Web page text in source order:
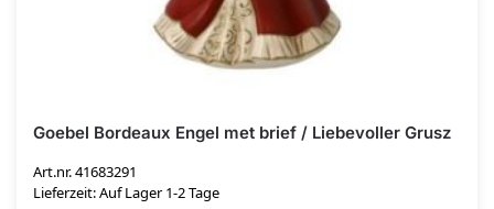
Goebel Bordeaux Engel met brief / Liebevoller Grusz
Art.nr. 41683291
Lieferzeit: Auf Lager 1-2 Tage